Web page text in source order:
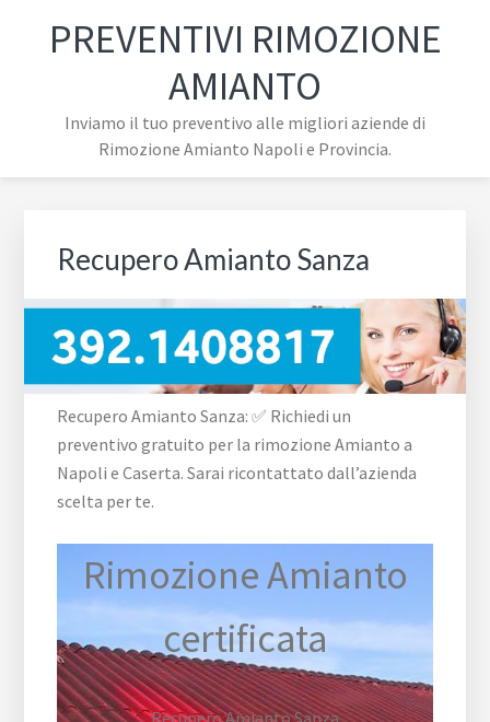
PREVENTIVI RIMOZIONE
AMIANTO
Inviamo il tuo preventivo alle migliori aziende di
Rimozione Amianto Napoli e Provincia.
Recupero Amianto Sanza
Recupero Amianto Sanza: ✅ Richiedi un
preventivo gratuito per la rimozione Amianto a
Napoli e Caserta. Sarai ricontattato dall’azienda
scelta per te.
Rimozione Amianto
certificata